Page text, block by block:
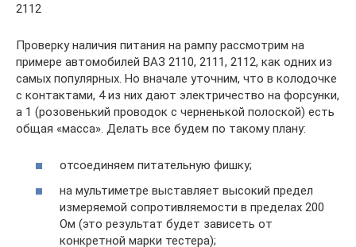
2112
Проверку наличия питания на рампу рассмотрим на
примере автомобилей ВАЗ 2110, 2111, 2112, как одних из
самых популярных. Но вначале уточним, что в колодочке
с контактами, 4 из них дают электричество на форсунки,
а 1 (розовенький проводок с черненькой полоской) есть
общая «масса». Делать все будем по такому плану:
отсоединяем питательную фишку;
на мультиметре выставляет высокий предел
измеряемой сопротивляемости в пределах 200
Ом (это результат будет зависеть от
конкретной марки тестера);